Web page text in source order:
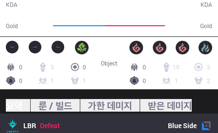
KDA
Gold Gold
KDA
0 5
0
0
1 1
0 10
3
0
1 2
Object
룬 / 빌드 가한 데미지 받은 데미지
LBR Defeat BlueSide